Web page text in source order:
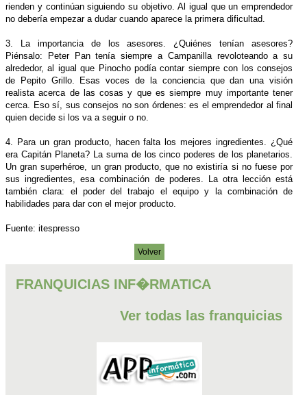
rienden y continúan siguiendo su objetivo. Al igual que un emprendedor
no debería empezar a dudar cuando aparece la primera dificultad.
3. La importancia de los asesores. ¿Quiénes tenían asesores?
Piénsalo: Peter Pan tenía siempre a Campanilla revoloteando a su
alrededor, al igual que Pinocho podía contar siempre con los consejos
de Pepito Grillo. Esas voces de la conciencia que dan una visión
realista acerca de las cosas y que es siempre muy importante tener
cerca. Eso sí, sus consejos no son órdenes: es el emprendedor al final
quien decide si los va a seguir o no.
4. Para un gran producto, hacen falta los mejores ingredientes. ¿Qué
era Capitán Planeta? La suma de los cinco poderes de los planetarios.
Un gran superhéroe, un gran producto, que no existiría si no fuese por
sus ingredientes, esa combinación de poderes. La otra lección está
también clara: el poder del trabajo el equipo y la combinación de
habilidades para dar con el mejor producto.
Fuente: itespresso
Volver
FRANQUICIAS INF�RMATICA
Ver todas las franquicias